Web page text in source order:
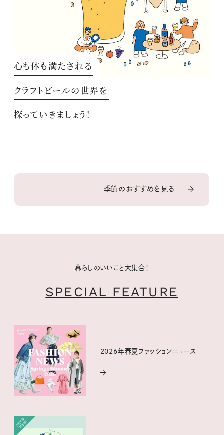
心も体も満たされる
クラフトビールの世界を
探っていきましょう！
季節のおすすめを見る
暮らしのいいこと大集合！
SPECIAL FEATURE
2026年春夏ファッションニュース